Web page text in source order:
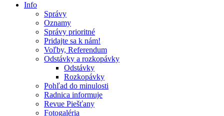
Info
Správy
Oznamy
Správy prioritné
Pridajte sa k nám!
Voľby, Referendum
Odstávky a rozkopávky
Odstávky
Rozkopávky
Pohľad do minulosti
Radnica informuje
Revue Piešťany
Fotogaléria